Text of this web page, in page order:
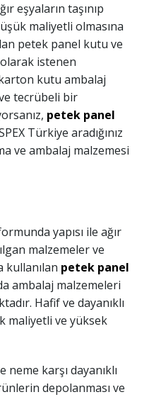
eşyaların taşınıp
maliyetli olmasına
petek panel kutu ve
istenen
kutu ambalaj
tecrübeli bir
petek panel
Türkiye aradığınız
ve ambalaj malzemesi
yapısı ile ağır
malzemeler ve
kullanılan petek panel
ambalaj malzemeleri
Hafif ve dayanıklı
maliyetli ve yüksek
neme karşı dayanıklı
depolanması ve